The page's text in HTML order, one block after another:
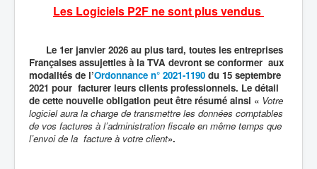
Les Logiciels P2F ne sont plus vendus
Le 1er janvier 2026 au plus tard, toutes les entreprises
Françaises assujetties à la TVA devront se conformer aux
modalités de l’Ordonnance n° 2021-1190 du 15 septembre
2021 pour facturer leurs clients professionnels. Le détail
de cette nouvelle obligation peut être résumé ainsi « Votre
logiciel aura la charge de transmettre les données comptables
de vos factures à l’administration fiscale en même temps que
l’envoi de la facture à votre client».